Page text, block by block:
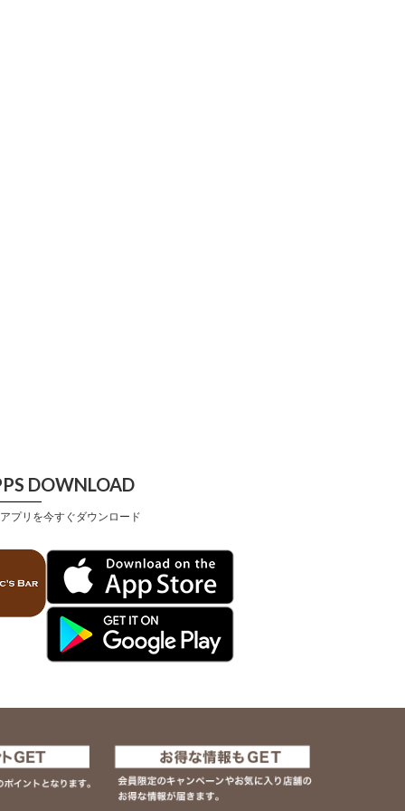
DOWNLOAD
プリを今すぐダウンロード